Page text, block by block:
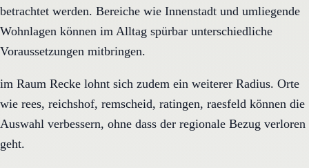
betrachtet werden. Bereiche wie Innenstadt und umliegende
Wohnlagen können im Alltag spürbar unterschiedliche
Voraussetzungen mitbringen.
im Raum Recke lohnt sich zudem ein weiterer Radius. Orte
wie rees, reichshof, remscheid, ratingen, raesfeld können die
Auswahl verbessern, ohne dass der regionale Bezug verloren
geht.